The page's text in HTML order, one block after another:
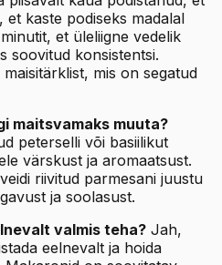
et kaste podiseks madalal
et üleliigne vedelik
soovitud konsistentsi.
mis on segatud
maitsvamaks muuta?
peterselli või basiilikut
värskust ja aromaatsust.
riivitud parmesani juustu
ja soolasust.
valmis teha? Jah,
eelnevalt ja hoida